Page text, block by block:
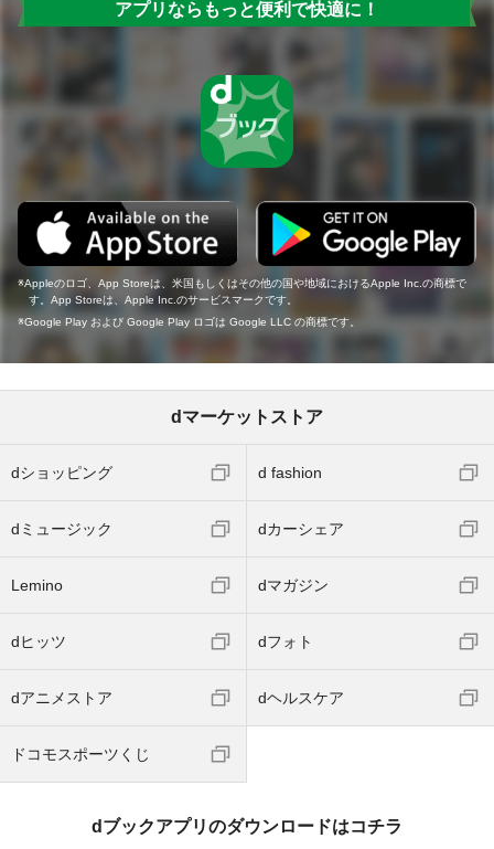
アプリならもっと便利で快適に！
Appleのロゴ、App Storeは、米国もしくはその他の国や地域におけるApple Inc.の商標で
す。App Storeは、Apple Inc.のサービスマークです。
Google Play および Google Play ロゴは Google LLC の商標です。
dマーケットストア
dショッピング d fashion
dミュージック dカーシェア
Lemino dマガジン
dヒッツ dフォト
dアニメストア dヘルスケア
ドコモスポーツくじ
dブックアプリのダウンロードはコチラ